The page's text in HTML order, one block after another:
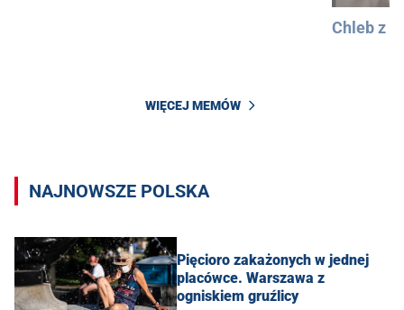
Chleb z
WIĘCEJ MEMÓW
NAJNOWSZE POLSKA
Pięcioro zakażonych w jednej
placówce. Warszawa z
ogniskiem gruźlicy